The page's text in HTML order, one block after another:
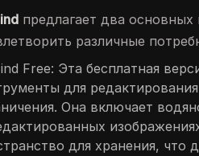
предлагает два основных
различные
Free: Эта бесплатная
для
Она включает
для хранения,